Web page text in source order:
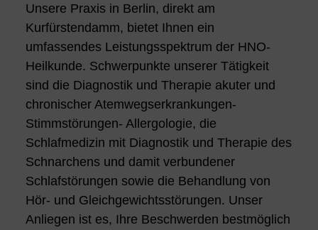
Unsere Praxis in Berlin, direkt am
Kurfürstendamm, bietet Ihnen ein
umfassendes Leistungsspektrum der HNO-
Heilkunde. Schwerpunkte unserer Tätigkeit
sind die Diagnostik und Therapie akuter und
chronischer Atemwegserkrankungen-
Stimmstörungen- Allergologie, die
Schlafmedizin mit Diagnostik und Therapie des
Schnarchens und damit verbundener
Schlafstörungen sowie die Behandlung von
Hör- und Gleichgewichtsstörungen. Unser
Anliegen ist es, Ihre Beschwerden bestmöglich